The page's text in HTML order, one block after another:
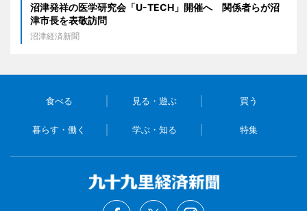
沼津発祥の医学研究会「U-TECH」開催へ 関係者らが沼
津市長を表敬訪問
沼津経済新聞
食べる 見る・遊ぶ 買う
暮らす・働く 学ぶ・知る 特集